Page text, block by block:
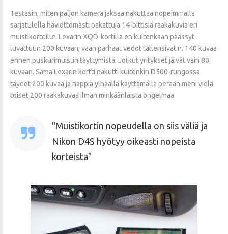
Testasin, miten paljon kamera jaksaa nakuttaa nopeimmalla
sarjatulella häviöttömästi pakattuja 14-bittisiä raakakuvia eri
muistikorteille. Lexarin XQD-kortilla en kuitenkaan päässyt
luvattuun 200 kuvaan, vaan parhaat vedot tallensivat n. 140 kuvaa
ennen puskurimuistin täyttymistä. Jotkut yritykset jäivät vain 80
kuvaan. Sama Lexarin kortti nakutti kuitenkin D500-rungossa
täydet 200 kuvaa ja nappia ylhäällä käyttämällä perään meni vielä
toiset 200 raakakuvaa ilman minkäänlaista ongelmaa.
Muistikortin nopeudella on siis väliä ja
Nikon D4S hyötyy oikeasti nopeista
korteista